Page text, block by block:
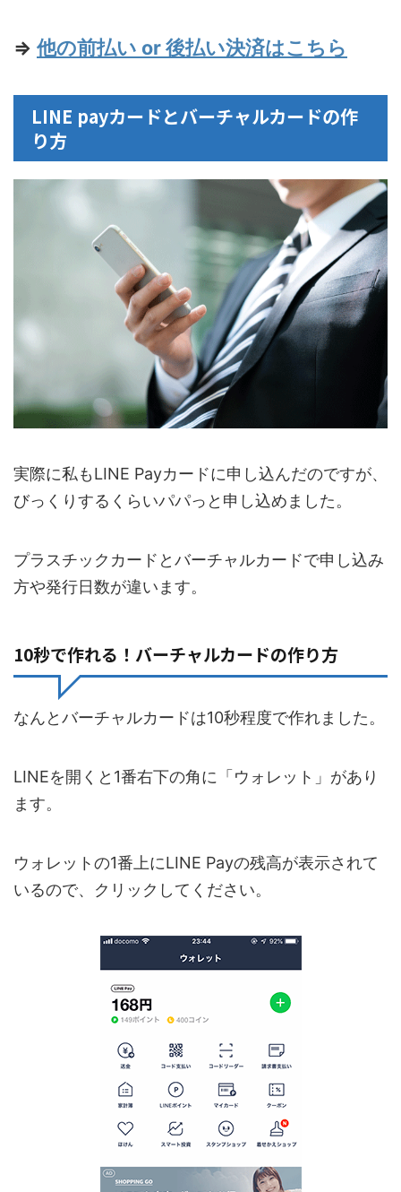
⇒ 他の前払い or 後払い決済はこちら
LINE payカードとバーチャルカードの作
り方
実際に私もLINE Payカードに申し込んだのですが、
びっくりするくらいパパっと申し込めました。
プラスチックカードとバーチャルカードで申し込み
方や発行日数が違います。
10秒で作れる！バーチャルカードの作り方
なんとバーチャルカードは10秒程度で作れました。
LINEを開くと1番右下の角に「ウォレット」があり
ます。
ウォレットの1番上にLINE Payの残高が表示されて
いるので、クリックしてください。